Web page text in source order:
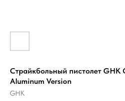
Страйкбольный пистолет GHK
Aluminum Version
GHK